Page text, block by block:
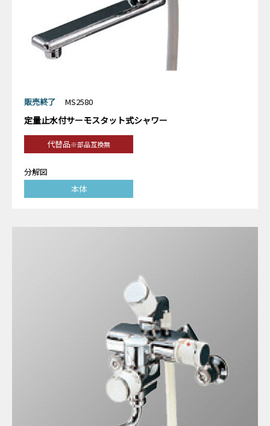
販売終了 MS2580
定量止水付サーモスタット式シャワー
代替品※部品互換無
分解図
本体